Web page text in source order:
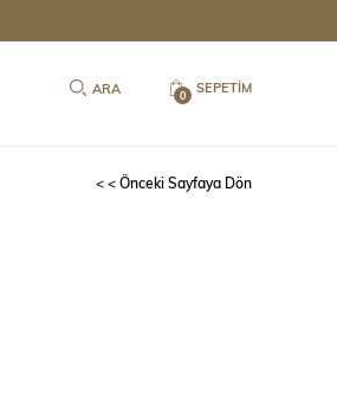
SEPETIM
0
< < Önceki Sayfaya Dön